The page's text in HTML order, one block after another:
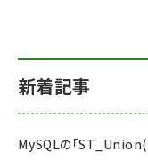
新着記事
MySQLの「